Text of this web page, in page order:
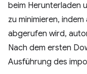
beim Herunterladen
zu minimieren,
abgerufen wird,
Nach dem ersten
Ausführung des